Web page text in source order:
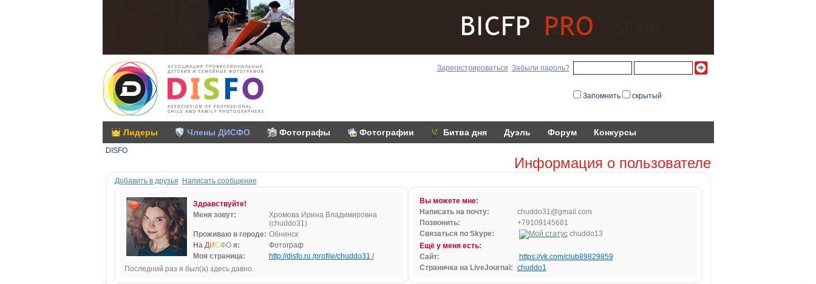
Зарегистрироваться Забыли пароль?
Запомнить скрытый
Лидеры Члены ДИСФО Фотографы Фотографии Битва дня Дуэль Форум Конкурсы
DISFO
Информация о пользователе
Добавить в друзья Написать сообщение
Здравствуйте!
Меня зовут:
Хромова Ирина Владимировна
(chuddo31)
Проживаю в городе: Обнинск
На ДИСФОя:
Фотограф
Моя страница:
http://disfo.ru /profile/chuddo31 /
Последний раз я был(а) здесь давно
Вы можете мне:
Написать на почту:
chuddo31@gmail .com
Позвонить:
+79109145681
Связаться по Skype:
chuddo13
Ещё у меня есть:
Сайт:
https://vk.com/club89829859
Страничка на LiveJournal: chuddo1